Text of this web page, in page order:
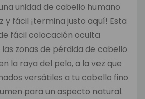
unidad de cabello humano
y fácil ¡termina justo aquí! Esta
fácil colocación oculta
zonas de pérdida de cabello
la raya del pelo, a la vez que
versátiles a tu cabello fino
para un aspecto natural.